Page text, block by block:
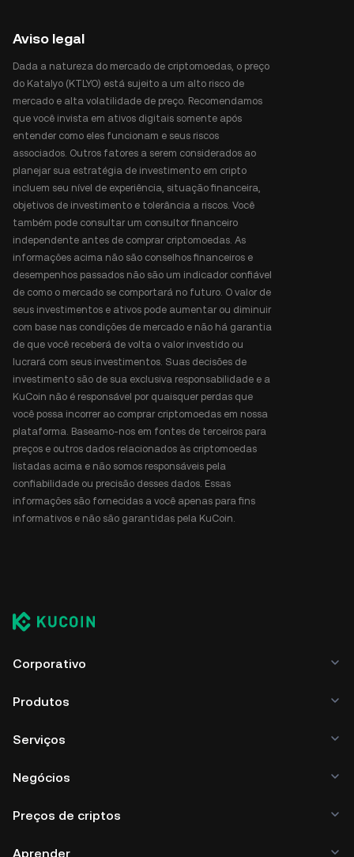
Aviso legal
Dada a natureza do mercado de criptomoedas, o preço
do Katalyo (KTLYO) está sujeito a um alto risco de
mercado e alta volatilidade de preço. Recomendamos
que você invista em ativos digitais somente após
entender como eles funcionam e seus riscos
associados. Outros fatores a serem considerados ao
planejar sua estratégia de investimento em cripto
incluem seu nível de experiência, situação financeira,
objetivos de investimento e tolerância a riscos. Você
também pode consultar um consultor financeiro
independente antes de comprar criptomoedas. As
informações acima não são conselhos financeiros e
desempenhos passados não são um indicador confiável
de como o mercado se comportará no futuro. O valor de
seus investimentos e ativos pode aumentar ou diminuir
com base nas condições de mercado e não há garantia
de que você receberá de volta o valor investido ou
lucrará com seus investimentos. Suas decisões de
investimento são de sua exclusiva responsabilidade e a
KuCoin não é responsável por quaisquer perdas que
você possa incorrer ao comprar criptomoedas em nossa
plataforma. Baseamo-nos em fontes de terceiros para
preços e outros dados relacionados às criptomoedas
listadas acima e não somos responsáveis pela
confiabilidade ou precisão desses dados. Essas
informações são fornecidas a você apenas para fins
informativos e não são garantidas pela KuCoin.
Corporativo
Produtos
Serviços
Negócios
Preços de criptos
Aprender